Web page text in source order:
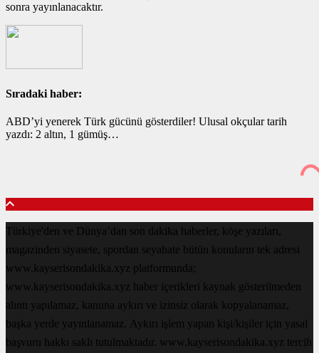
sonra yayınlanacaktır.
Sıradaki haber:
ABD’yi yenerek Türk gücünü gösterdiler! Ulusal okçular tarih
yazdı: 2 altın, 1 gümüş…
Türkiye'den ve Dünya’dan son dakika haberler, köşe yazıları,
magazinden siyasete, spordan seyahate bütün konuların tek adresi
www.kayserisondakika.xyz platformunda;
www.kayserisondakika.xyz haber içerikleri kaynak gösterilmeden
alıntı yapılamaz, kanuna aykırı ve izinsiz olarak kopyalanamaz,
başka yerde yayınlanamaz. Aykırı işlem yapan kişi/kişiler için yasal
başvuru hakkı saklı tutulmaktadır. www.kayserisondakika.xyz tercih